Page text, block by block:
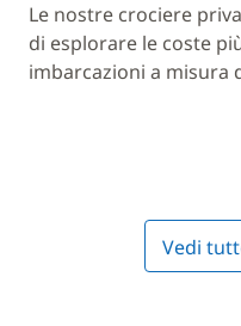
Le nostre crociere
di esplorare le coste
imbarcazioni a misura
Vedi